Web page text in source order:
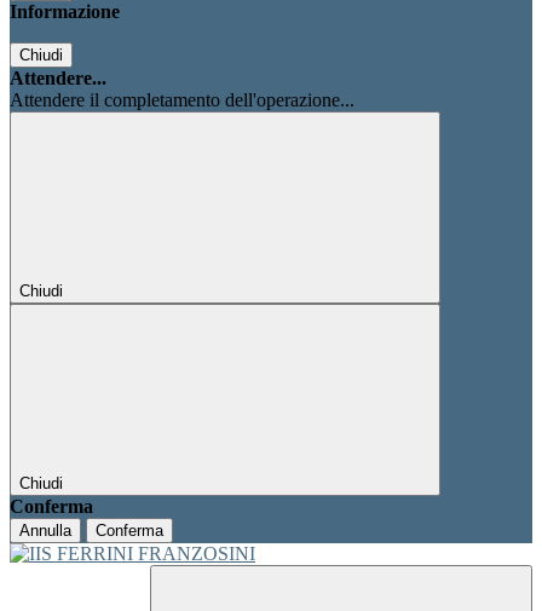
Informazione
Chiudi
Attendere...
Attendere il completamento dell'operazione...
Chiudi
Chiudi
Conferma
Annulla Conferma